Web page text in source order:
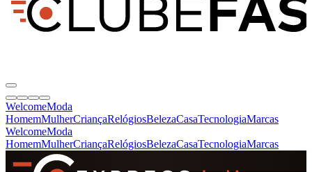
WelcomeModa
HomemMulherCriançaRelógiosBelezaCasaTecnologiaMarcas
WelcomeModa
HomemMulherCriançaRelógiosBelezaCasaTecnologiaMarcas